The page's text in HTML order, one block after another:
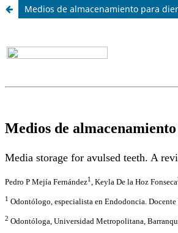
Medios de almacenamiento para